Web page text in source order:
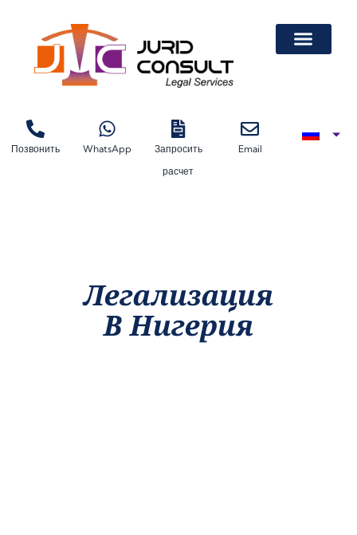
Позвонить WhatsApp
Запросить
расчет
Email
Легализация
В Нигерия